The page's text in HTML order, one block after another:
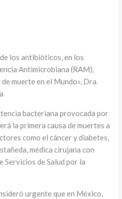
los antibióticos, en los
Antimicrobiana (RAM),
muerte en el Mundo», Dra.
bacteriana provocada por
la primera causa de muertes a
como el cáncer y diabetes,
médica cirujana con
Servicios de Salud por la
urgente que en México,